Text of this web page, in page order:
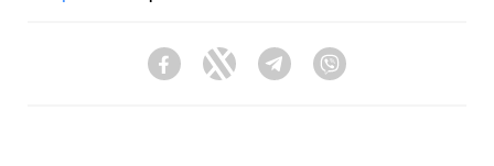
FacebookTwitter Telegram